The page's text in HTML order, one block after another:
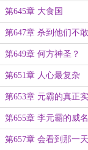
第645章 大食国
第647章 杀到他们不
第649章 何方神圣？
第651章 人心最复杂
第653章 元霸的真正
第655章 李元霸的威名
第657章 会看到那一天